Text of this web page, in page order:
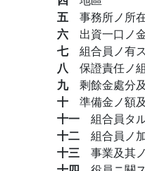
五 事務所ノ所
六 出資一口ノ
七 組合員ノ有
八 保證責任ノ
九 剩餘金處分
十 準備金ノ額
十一 組合員タ
十二 組合員ノ
十三 事業及其